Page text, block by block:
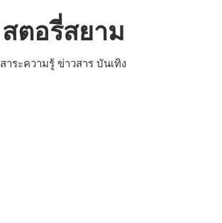
สตอรี่สยาม
สาระความรู้ ข่าวสาร บันเทิง